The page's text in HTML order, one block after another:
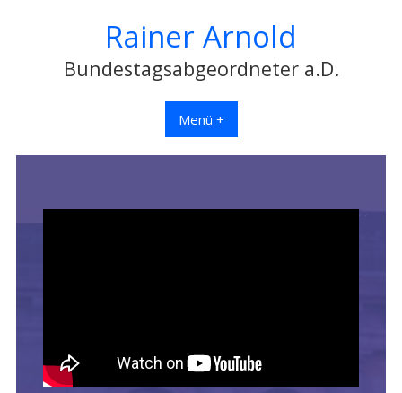
Rainer Arnold
Bundestagsabgeordneter a.D.
Menü +